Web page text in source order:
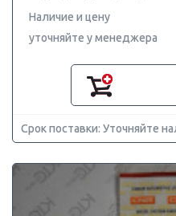
Наличие и цену
уточняйте у менеджера
Срок поставки: Уточняйте